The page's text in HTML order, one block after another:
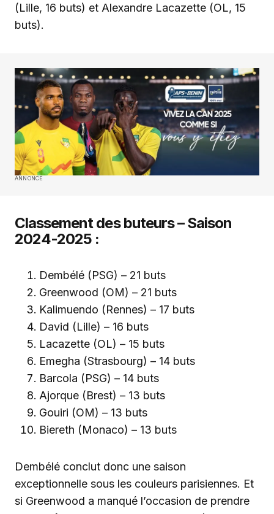
(Lille, 16 buts) et Alexandre Lacazette (OL, 15
buts).
ANNONCE
Classement des buteurs – Saison
2024-2025 :
Dembélé (PSG) – 21 buts
Greenwood (OM) – 21 buts
Kalimuendo (Rennes) – 17 buts
David (Lille) – 16 buts
Lacazette (OL) – 15 buts
Emegha (Strasbourg) – 14 buts
Barcola (PSG) – 14 buts
Ajorque (Brest) – 13 buts
Gouiri (OM) – 13 buts
Biereth (Monaco) – 13 buts
Dembélé conclut donc une saison
exceptionnelle sous les couleurs parisiennes. Et
si Greenwood a manqué l’occasion de prendre